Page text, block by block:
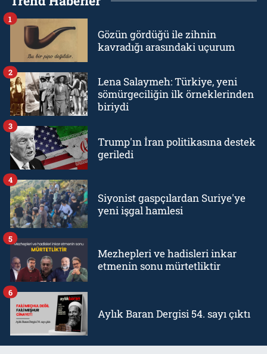
Gözün gördüğü ile zihnin
kavradığı arasındaki uçurum
1
Lena Salaymeh: Türkiye, yeni
sömürgeciliğin ilk örneklerinden
biriydi
2
Trump'ın İran politikasına destek
geriledi
3
Siyonist gaspçılardan Suriye'ye
yeni işgal hamlesi
4
Mezhepleri ve hadisleri inkar
etmenin sonu mürtetliktir
5
Aylık Baran Dergisi 54. sayı çıktı
6